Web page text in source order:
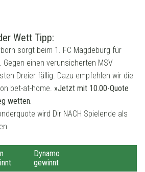
Wett Tipp:
sorgt beim 1. FC Magdeburg für
einen verunsicherten MSV
Dreier fällig. Dazu empfehlen wir die
bet-at-home. »Jetzt mit 10.00-Quote
wetten.
wird Dir NACH Spielende als
Dynamo
gewinnt